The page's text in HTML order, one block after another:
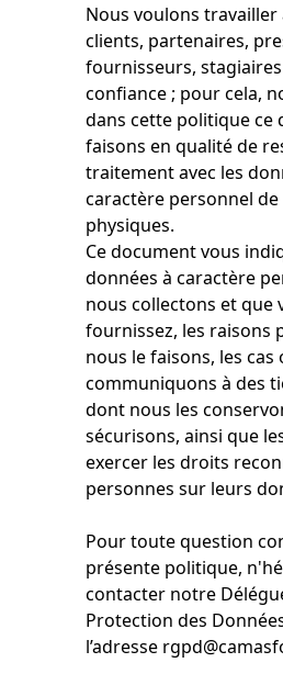
Nous voulons travailler
clients, partenaires,
fournisseurs,
confiance ; pour cela,
dans cette politique ce
faisons en qualité de
traitement avec les
caractère personnel
physiques.
Ce document vous
données à caractère
nous collectons et que
fournissez, les raisons
nous le faisons, les cas
communiquons à des
dont nous les
sécurisons, ainsi que
exercer les droits
personnes sur leurs
Pour toute question
présente politique,
contacter notre
Protection des
l’adresse